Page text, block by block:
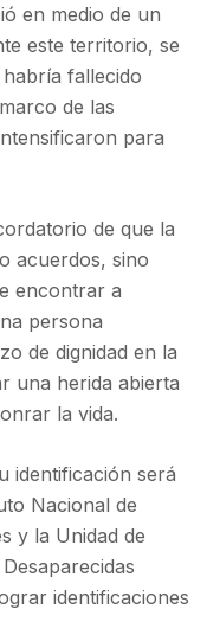
en medio de un
este territorio, se
fallecido
de las
para
de que la
acuerdos, sino
encontrar a
persona
de dignidad en la
una herida abierta
la vida.
identificación será
Nacional de
y la Unidad de
identificaciones